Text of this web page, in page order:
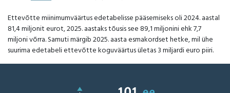
Ettevõtte miinimumväärtus edetabelisse pääsemiseks oli 2024. aastal
81,4 miljonit eurot, 2025. aastaks tõusis see 89,1 miljonini ehk 7,7
miljoni võrra. Samuti märgib 2025. aasta esmakordset hetke, mil ühe
suurima edetabeli ettevõtte koguväärtus ületas 3 miljardi euro piiri.